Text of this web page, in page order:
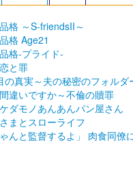
格 ～S-friendsII～
格 Age21
格-プライド-
と罪
の真実～夫の秘密のフォルダ
違いですか～不倫の贖罪
ダモノあんあんパン屋さん
まとスローライフ
ゃんと監督するよ」 肉食同僚